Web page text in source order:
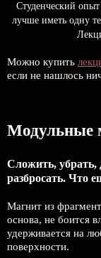
Студенческий опыт
лучше иметь одну
Можно купить
если не нашлось
Модульные
Сложить, убрать,
разбросать. Что
Магнит из
основа, не боится
удерживается на
поверхности.